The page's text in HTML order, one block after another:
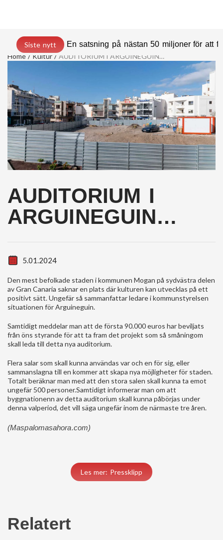
Siste nytt
En satsning på nästan 50 miljoner för att
Home
Kultur AUDITORIUM I ARGUINEGUIN…
AUDITORIUM I
ARGUINEGUIN…
5.01.2024
Den mest befolkade staden i kommunen Mogan på sydvästra delen
av Gran Canaria saknar en plats där kulturen kan utvecklas på ett
positivt sätt. Ungefär så sammanfattar ledare i kommunstyrelsen
situationen för Arguineguin.
Samtidigt meddelar man att de första 90.000 euros har beviljats
från öns styrande för att ta fram det projekt som så småningom
skall leda till detta nya auditorium.
Flera salar som skall kunna användas var och en för sig, eller
sammanslagna till en kommer att skapa nya möjligheter för staden.
Totalt beräknar man med att den stora salen skall kunna ta emot
ungefär 500 personer.Samtidigt informerar man om att
byggnationenn av detta auditorium skall kunna påbörjas under
denna valperiod, det vill säga ungefär inom de närmaste tre åren.
(Maspalomasahora.com)
Les mer: Pressklipp
Relatert